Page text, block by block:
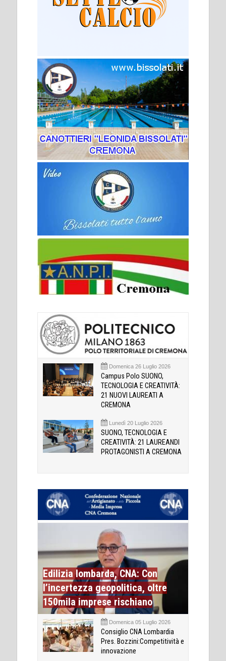
Domenica 26 Luglio 2026
Campus Polo SUONO,
TECNOLOGIA E CREATIVITÀ:
21 NUOVI LAUREATI A
CREMONA
Lunedì 20 Luglio 2026
SUONO, TECNOLOGIA E
CREATIVITÀ: 21 LAUREANDI
PROTAGONISTI A CREMONA
Edilizia lombarda, CNA: Con
l’incertezza geopolitica, oltre
150mila imprese rischiano
Domenica 05 Luglio 2026
Consiglio CNA Lombardia
Pres. Bozzini:Competitività e
innovazione